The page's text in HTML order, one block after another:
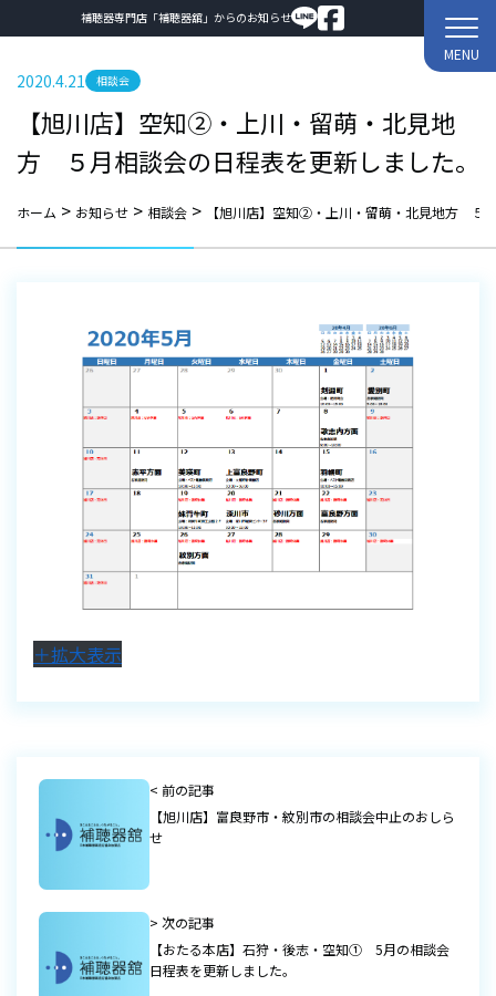
補聴器専門店「補聴器舘」からのお知らせ
MENU
2020.4.21 相談会
【旭川店】空知②・上川・留萌・北見地
方 ５月相談会の日程表を更新しました。
ホーム > お知らせ > 相談会 > 【旭川店】空知②・上川・留萌・北見地方 ５
＋拡大表示
< 前の記事
【旭川店】富良野市・紋別市の相談会中止のおしら
せ
> 次の記事
【おたる本店】石狩・後志・空知① 5月の相談会
日程表を更新しました。